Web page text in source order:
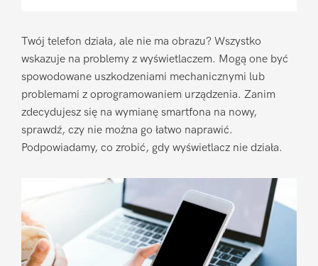
Twój telefon działa, ale nie ma obrazu? Wszystko
wskazuje na problemy z wyświetlaczem. Mogą one być
spowodowane uszkodzeniami mechanicznymi lub
problemami z oprogramowaniem urządzenia. Zanim
zdecydujesz się na wymianę smartfona na nowy,
sprawdź, czy nie można go łatwo naprawić.
Podpowiadamy, co zrobić, gdy wyświetlacz nie działa.